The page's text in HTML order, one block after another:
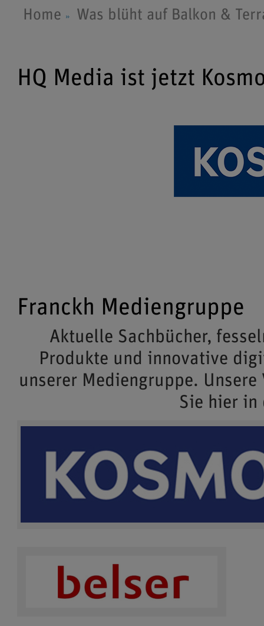
Home Was blüht auf Balkon &
HQ Media ist jetzt
Franckh Mediengruppe
Aktuelle Sachbücher,
Produkte und innovative
unserer Mediengruppe.
Sie hier in